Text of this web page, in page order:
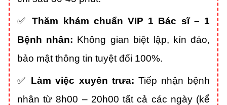
✅Thăm khám chuẩn VIP 1 Bác sĩ – 1
Bệnh nhân: Không gian biệt lập, kín đáo,
bảo mật thông tin tuyệt đối 100%.
✅ Làm việc xuyên trưa: Tiếp nhận bệnh
nhân từ 8h00 – 20h00 tất cả các ngày (kể